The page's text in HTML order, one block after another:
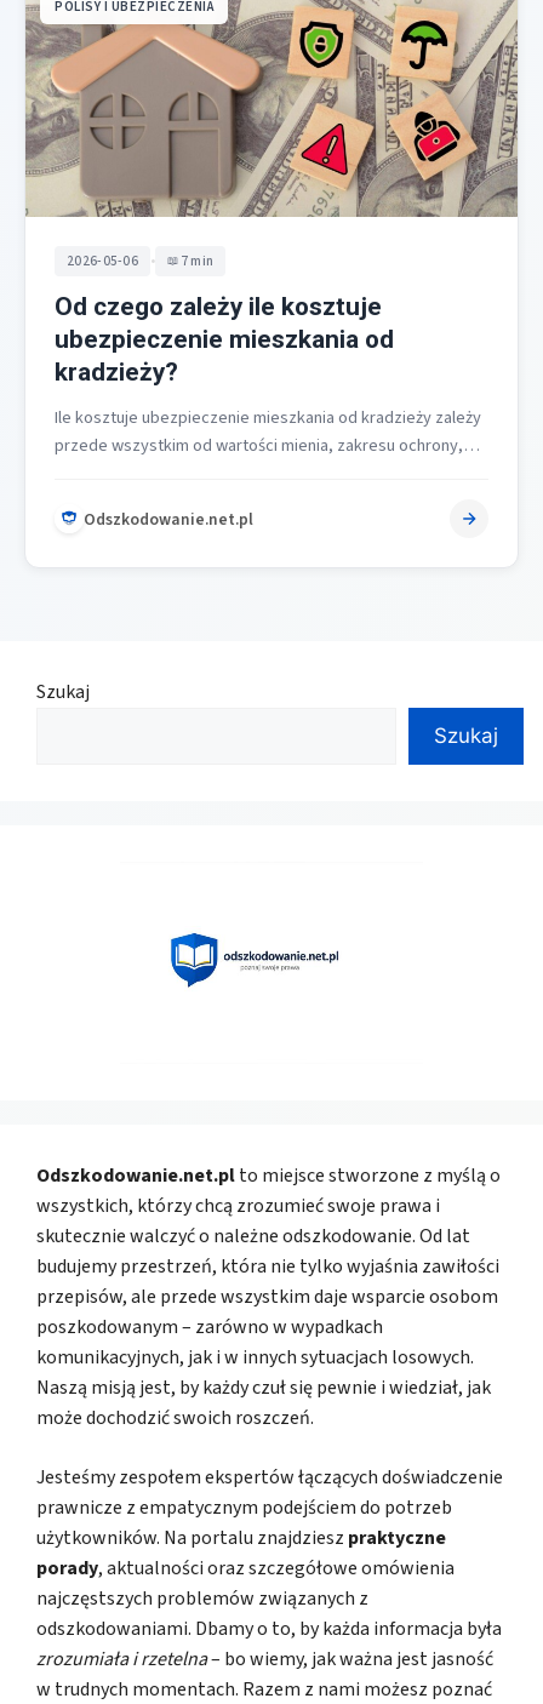
POLISY I UBEZPIECZENIA
2026-05-06 • 7 min
Od czego zależy ile kosztuje
ubezpieczenie mieszkania od
kradzieży?
Ile kosztuje ubezpieczenie mieszkania od kradzieży zależy
przede wszystkim od wartości mienia, zakresu ochrony,
Odszkodowanie.net.pl
Szukaj
Szukaj
Odszkodowanie.net.plto miejsce stworzone z myślą o
wszystkich, którzy chcą zrozumieć swoje prawa i
skutecznie walczyć o należne odszkodowanie. Od lat
budujemy przestrzeń, która nie tylko wyjaśnia zawiłości
przepisów, ale przede wszystkim daje wsparcie osobom
poszkodowanym – zarówno w wypadkach
komunikacyjnych, jak i w innych sytuacjach losowych.
Naszą misją jest, by każdy czuł się pewnie i wiedział, jak
może dochodzić swoich roszczeń.
Jesteśmy zespołem ekspertów łączących doświadczenie
prawnicze z empatycznym podejściem do potrzeb
użytkowników. Na portalu znajdziesz praktyczne
porady, aktualności oraz szczegółowe omówienia
najczęstszych problemów związanych z
odszkodowaniami. Dbamy o to, by każda informacja była
zrozumiała i rzetelna– bo wiemy, jak ważna jest jasność
w trudnych momentach. Razem z nami możesz poznać